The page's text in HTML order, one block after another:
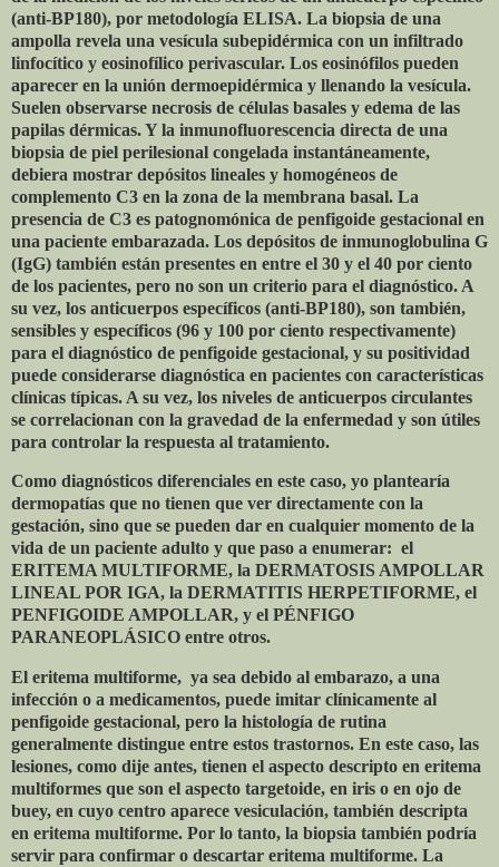
(anti-BP180), por metodología ELISA. La biopsia de una
ampolla revela una vesícula subepidérmica con un infiltrado
linfocítico y eosinofílico perivascular. Los eosinófilos pueden
aparecer en la unión dermoepidérmica y llenando la vesícula.
Suelen observarse necrosis de células basales y edema de las
papilas dérmicas. Y la inmunofluorescencia directa de una
biopsia de piel perilesional congelada instantáneamente,
debiera mostrar depósitos lineales y homogéneos de
complemento C3 en la zona de la membrana basal. La
presencia de C3 es patognomónica de penfigoide gestacional en
una paciente embarazada. Los depósitos de inmunoglobulina G
(IgG) también están presentes en entre el 30 y el 40 por ciento
de los pacientes, pero no son un criterio para el diagnóstico. A
su vez, los anticuerpos específicos (anti-BP180), son también,
sensibles y específicos (96 y 100 por ciento respectivamente)
para el diagnóstico de penfigoide gestacional, y su positividad
puede considerarse diagnóstica en pacientes con características
clínicas típicas. A su vez, los niveles de anticuerpos circulantes
se correlacionan con la gravedad de la enfermedad y son útiles
para controlar la respuesta al tratamiento.
Como diagnósticos diferenciales en este caso, yo plantearía
dermopatías que no tienen que ver directamente con la
gestación, sino que se pueden dar en cualquier momento de la
vida de un paciente adulto y que paso a enumerar: el
ERITEMA MULTIFORME, la DERMATOSIS AMPOLLAR
LINEAL POR IGA, la DERMATITIS HERPETIFORME, el
PENFIGOIDE AMPOLLAR, y el PÉNFIGO
PARANEOPLÁSICO entre otros.
El eritema multiforme, ya sea debido al embarazo, a una
infección o a medicamentos, puede imitar clínicamente al
penfigoide gestacional, pero la histología de rutina
generalmente distingue entre estos trastornos. En este caso, las
lesiones, como dije antes, tienen el aspecto descripto en eritema
multiformes que son el aspecto targetoide, en iris o en ojo de
buey, en cuyo centro aparece vesiculación, también descripta
en eritema multiforme. Por lo tanto, la biopsia también podría
servir para confirmar o descartar eritema multiforme. La